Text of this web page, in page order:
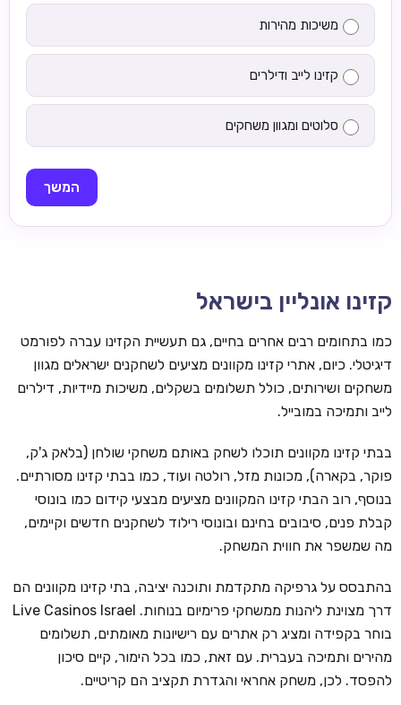
משיכות מהירות
קזינו לייב ודילרים
סלוטים ומגוון משחקים
המשך
קזינו אונליין בישראל
כמו בתחומים רבים אחרים בחיים, גם תעשיית הקזינו עברה לפורמט
דיגיטלי. כיום, אתרי קזינו מקוונים מציעים לשחקנים ישראלים מגוון
משחקים ושירותים, כולל תשלומים בשקלים, משיכות מיידיות, דילרים
לייב ותמיכה במובייל.
בבתי קזינו מקוונים תוכלו לשחק באותם משחקי שולחן (בלאק ג'ק,
פוקר, בקארה), מכונות מזל, רולטה ועוד, כמו בבתי קזינו מסורתיים.
בנוסף, רוב הבתי קזינו המקוונים מציעים מבצעי קידום כמו בונוסי
קבלת פנים, סיבובים בחינם ובונוסי רילוד לשחקנים חדשים וקיימים,
מה שמשפר את חווית המשחק.
בהתבסס על גרפיקה מתקדמת ותוכנה יציבה, בתי קזינו מקוונים הם
דרך מצוינת ליהנות ממשחקי פרימיום בנוחות. Live Casinos Israel
בוחר בקפידה ומציג רק אתרים עם רישיונות מאומתים, תשלומים
מהירים ותמיכה בעברית. עם זאת, כמו בכל הימור, קיים סיכון
להפסד. לכן, משחק אחראי והגדרת תקציב הם קריטיים.